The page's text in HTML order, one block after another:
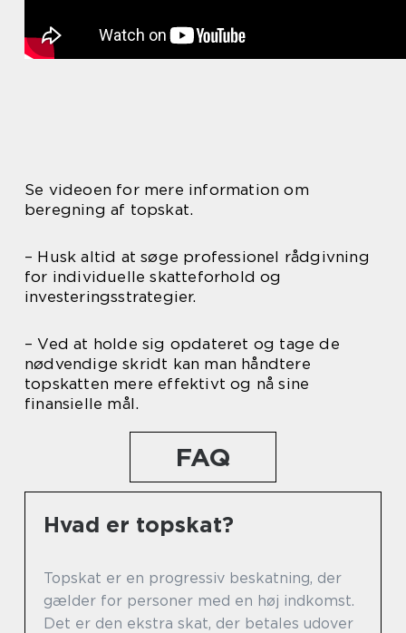
Se videoen for mere information om
beregning af topskat.
– Husk altid at søge professionel rådgivning
for individuelle skatteforhold og
investeringsstrategier.
– Ved at holde sig opdateret og tage de
nødvendige skridt kan man håndtere
topskatten mere effektivt og nå sine
finansielle mål.
FAQ
Hvad er topskat?
Topskat er en progressiv beskatning, der
gælder for personer med en høj indkomst.
Det er den ekstra skat, der betales udover